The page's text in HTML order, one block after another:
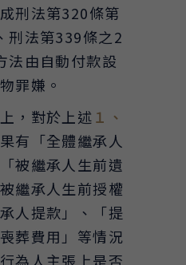
刑法第320條第
刑法第339條之2
法由自動付款設
罪嫌。
，對於上述１、
有「全體繼承人
被繼承人生前遺
繼承人生前授權
人提款」、「提
葬費用」等情況
為人主張上是否